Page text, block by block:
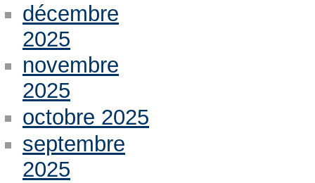
décembre
2025
novembre
2025
octobre 2025
septembre
2025